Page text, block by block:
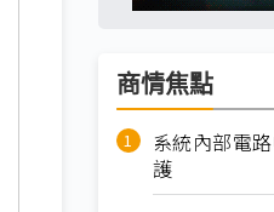
商情焦點
系統內部電
護